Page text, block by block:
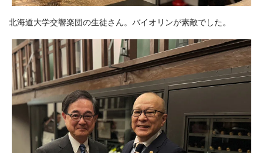
北海道大学交響楽団の生徒さん。バイオリンが素敵でした。